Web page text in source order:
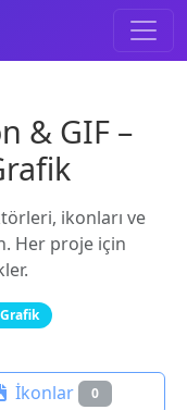
& GIF –
ikonları ve
Her proje için
İkonlar 0